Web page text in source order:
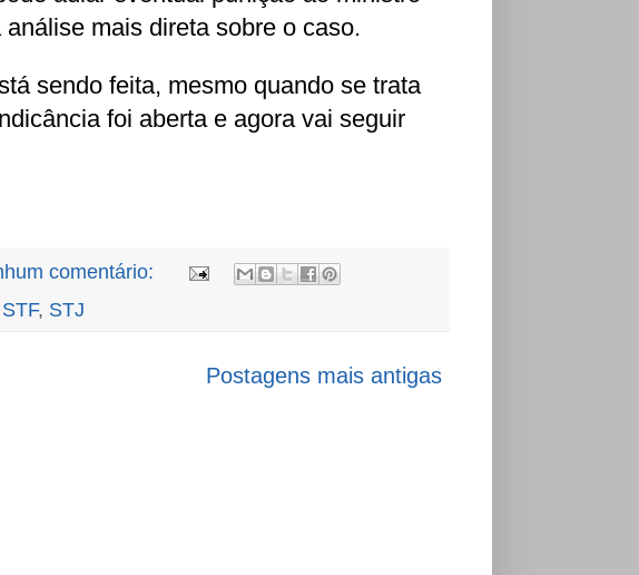
mais direta sobre o caso.
sendo feita, mesmo quando se trata
foi aberta e agora vai seguir
comentário:
STF, STJ
Postagens mais antigas